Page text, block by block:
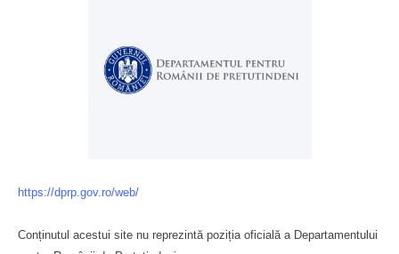
https://dprp.gov.ro/web/
Conținutul acestui site nu reprezintă poziția oficială a Departamentului